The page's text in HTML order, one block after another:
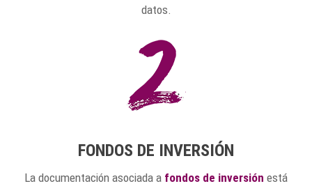
datos.
FONDOS DE INVERSIÓN
La documentación asociada a fondos de inversión está